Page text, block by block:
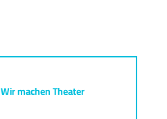
Wir machen Theater